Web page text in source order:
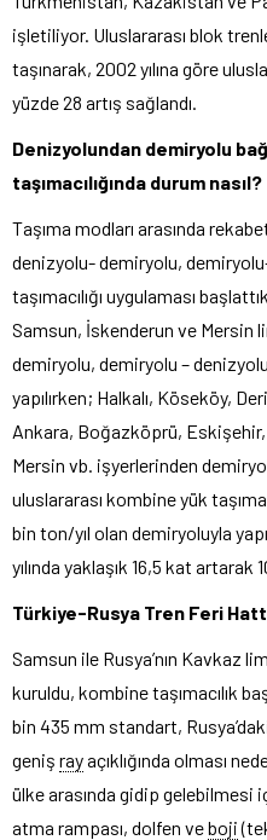
işletiliyor. Uluslararası blok
taşınarak, 2002 yılına göre
yüzde 28 artış sağlandı.
Denizyolundan demiryolu
taşımacılığında durum nasıl?
Taşıma modları arasında
denizyolu- demiryolu,
taşımacılığı uygulaması
Samsun, İskenderun ve Mersin
demiryolu, demiryolu – denizyolu
yapılırken; Halkalı, Köseköy,
Ankara, Boğazköprü,
Mersin vb. işyerlerinden
uluslararası kombine yük
bin ton/yıl olan demiryoluyla
yılında yaklaşık 16,5 kat artarak
Türkiye-Rusya Tren Feri
Samsun ile Rusya’nın Kavkaz
kuruldu, kombine taşımacılık
bin 435 mm standart,
geniş rayaçıklığında olması
ülke arasında gidip gelebilmesi
atma rampası, dolfen veboji